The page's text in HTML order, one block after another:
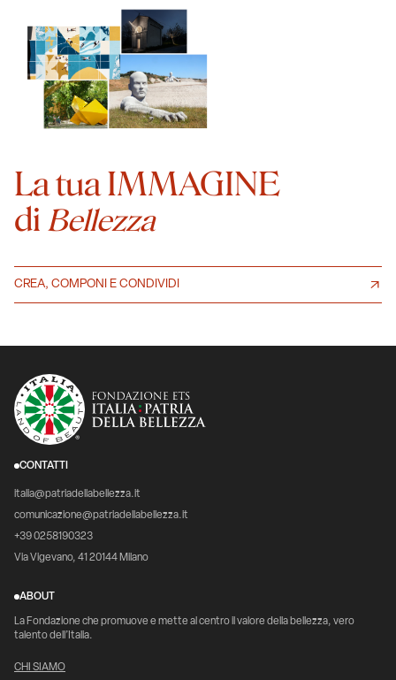
La tua IMMAGINE
di Bellezza
CREA, COMPONI E CONDIVIDI
CONTATTI
italia@patriadellabellezza.it
comunicazione@patriadellabellezza.it
+39 0258190323
Via Vigevano, 41 20144 Milano
ABOUT
La Fondazione che promuove e mette al centro il valore della bellezza, vero
talento dell’Italia.
CHI SIAMO